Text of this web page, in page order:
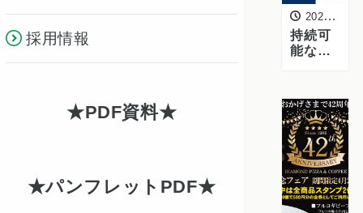
採用情報
PDF資料
パンフレットPDF
2024年4月26日
持続可
能な社
けた、
クラカ
グルー
プの
SDGs
に対す
る取り
組み